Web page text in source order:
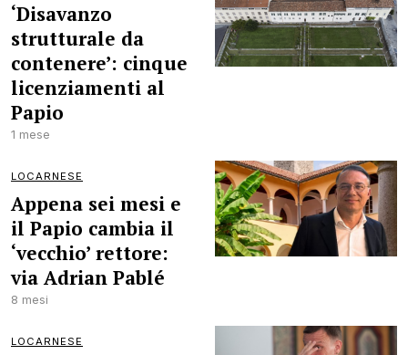
‘Disavanzo
strutturale da
contenere’: cinque
licenziamenti al
Papio
1 mese
LOCARNESE
Appena sei mesi e
il Papio cambia il
‘vecchio’ rettore:
via Adrian Pablé
8 mesi
LOCARNESE